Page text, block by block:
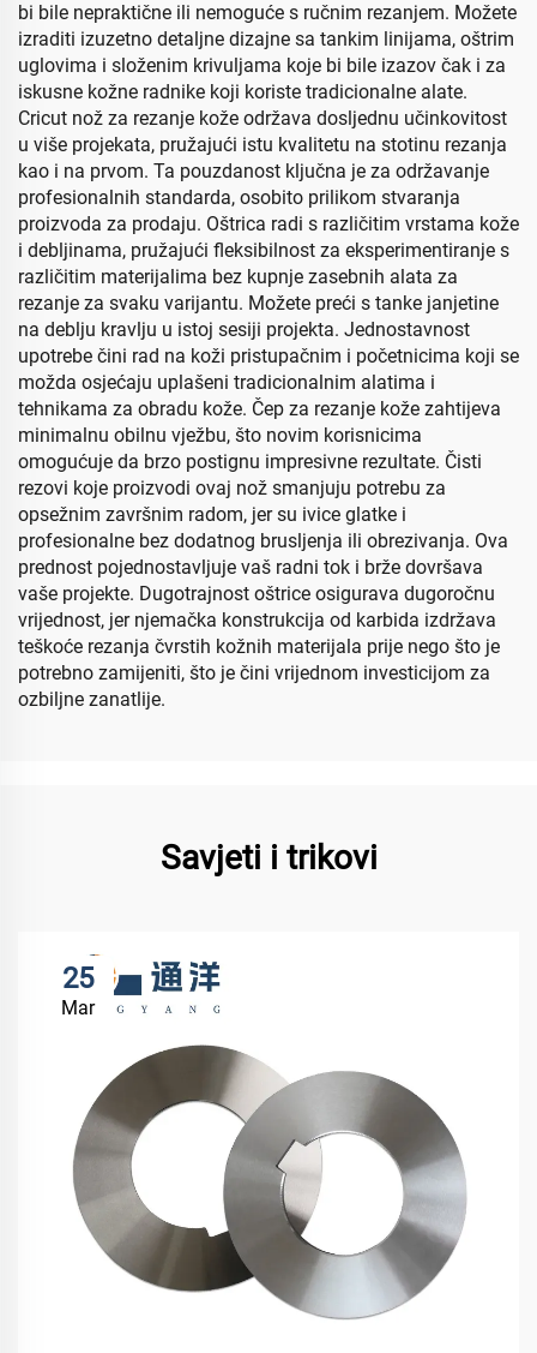
bi bile nepraktične ili nemoguće s ručnim rezanjem. Možete
izraditi izuzetno detaljne dizajne sa tankim linijama, oštrim
uglovima i složenim krivuljama koje bi bile izazov čak i za
iskusne kožne radnike koji koriste tradicionalne alate.
Cricut nož za rezanje kože održava dosljednu učinkovitost
u više projekata, pružajući istu kvalitetu na stotinu rezanja
kao i na prvom. Ta pouzdanost ključna je za održavanje
profesionalnih standarda, osobito prilikom stvaranja
proizvoda za prodaju. Oštrica radi s različitim vrstama kože
i debljinama, pružajući fleksibilnost za eksperimentiranje s
različitim materijalima bez kupnje zasebnih alata za
rezanje za svaku varijantu. Možete preći s tanke janjetine
na deblju kravlju u istoj sesiji projekta. Jednostavnost
upotrebe čini rad na koži pristupačnim i početnicima koji se
možda osjećaju uplašeni tradicionalnim alatima i
tehnikama za obradu kože. Čep za rezanje kože zahtijeva
minimalnu obilnu vježbu, što novim korisnicima
omogućuje da brzo postignu impresivne rezultate. Čisti
rezovi koje proizvodi ovaj nož smanjuju potrebu za
opsežnim završnim radom, jer su ivice glatke i
profesionalne bez dodatnog brusljenja ili obrezivanja. Ova
prednost pojednostavljuje vaš radni tok i brže dovršava
vaše projekte. Dugotrajnost oštrice osigurava dugoročnu
vrijednost, jer njemačka konstrukcija od karbida izdržava
teškoće rezanja čvrstih kožnih materijala prije nego što je
potrebno zamijeniti, što je čini vrijednom investicijom za
ozbiljne zanatlije.
Savjeti i trikovi
25
Mar